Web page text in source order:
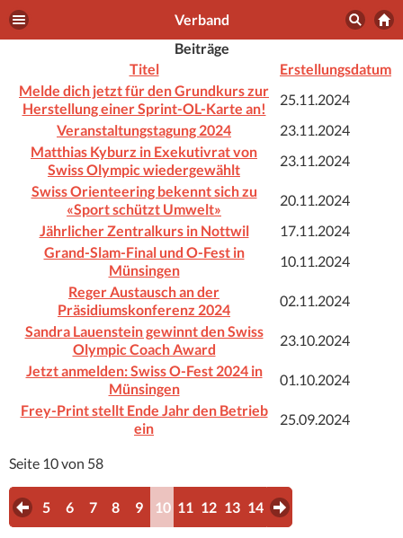
Verband
Beiträge
Titel
Erstellungsdatum
Melde dich jetzt für den Grundkurs zur
Herstellung einer Sprint-OL-Karte an!
25.11.2024
Veranstaltungstagung 2024
23.11.2024
Matthias Kyburz in Exekutivrat von
Swiss Olympic wiedergewählt
23.11.2024
Swiss Orienteering bekennt sich zu
«Sport schützt Umwelt»
20.11.2024
Jährlicher Zentralkurs in Nottwil
17.11.2024
Grand-Slam-Final und O-Fest in
Münsingen
10.11.2024
Reger Austausch an der
Präsidiumskonferenz 2024
02.11.2024
Sandra Lauenstein gewinnt den Swiss
Olympic Coach Award
23.10.2024
Jetzt anmelden: Swiss O-Fest 2024 in
Münsingen
01.10.2024
Frey-Print stellt Ende Jahr den Betrieb
ein
25.09.2024
Seite 10 von 58
5 6 7 8 9 10 11 12 13 14